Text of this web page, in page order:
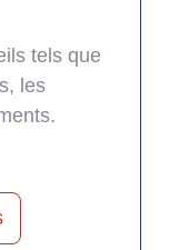
tels que
les